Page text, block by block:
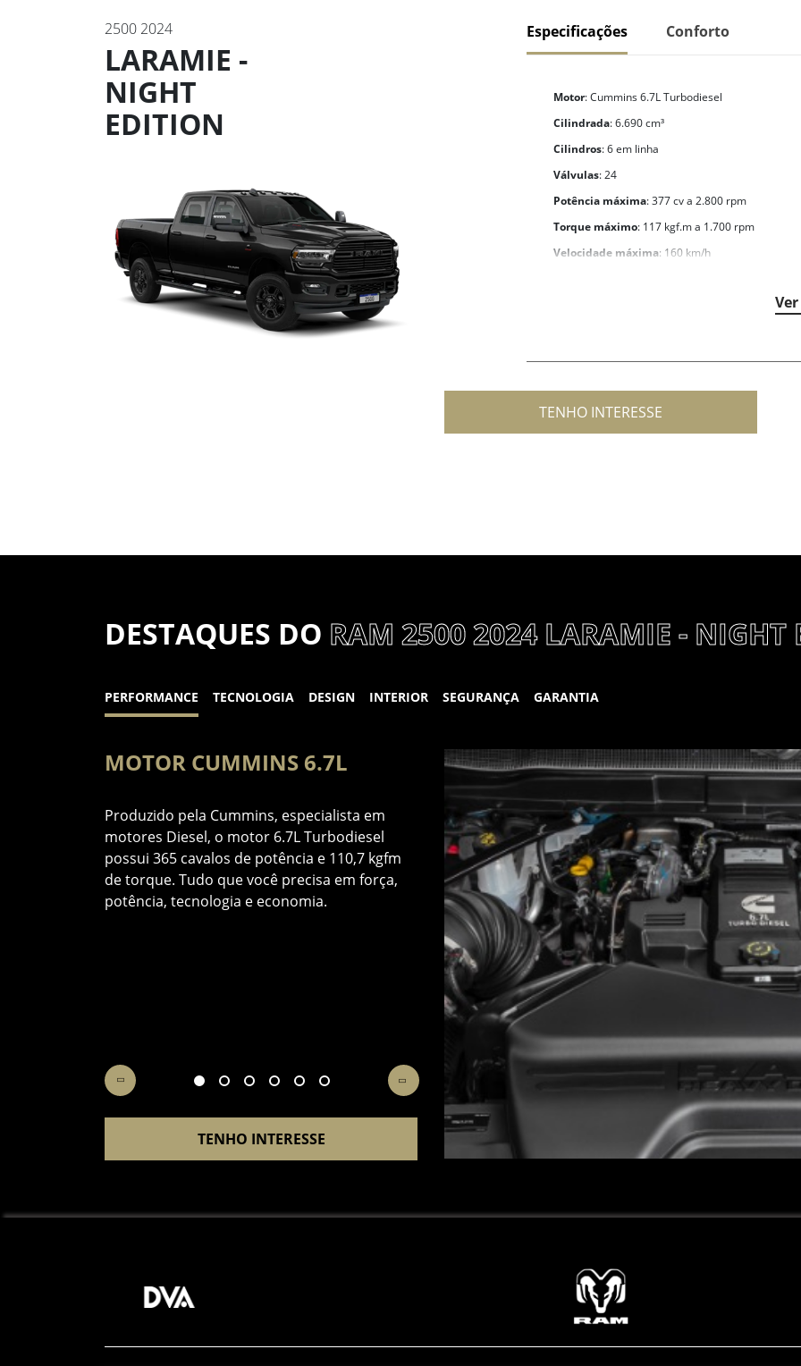
2500 2024
LARAMIE -
NIGHT
EDITION
Especificações Conforto
Motor : Cummins 6.7L Turbodiesel
Cilindrada : 6.690 cm³
Cilindros : 6 em linha
Válvulas : 24
Potência máxima : 377 cv a 2.800 rpm
Torque máximo : 117 kgf.m a 1.700 rpm
Velocidade máxima : 160 km/h
TENHO INTERESSE
DESTAQUES DO RAM 2500 2024 LARAMIE - NIGHT
PERFORMANCE TECNOLOGIA DESIGN INTERIOR SEGURANÇA GARANTIA
MOTOR CUMMINS 6.7L
Produzido pela Cummins, especialista em
motores Diesel, o motor 6.7L Turbodiesel
possui 365 cavalos de potência e 110,7 kgfm
de torque. Tudo que você precisa em força,
potência, tecnologia e economia.
UCONNECT 12”
A Central Multimídia Uconnect possui a maior
tela do mercado: 12 polegadas. Ela pode ser
configurada de acordo com a sua preferência
e conta com Apple CarPlay, Android Auto
wireless e navegação embarcada.
Os
das
caçamba,
cada.
TENHO INTERESSE